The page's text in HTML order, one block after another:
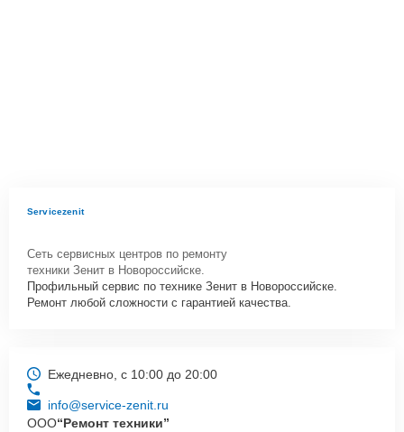
Servicezenit
Сеть сервисных центров по ремонту
техники Зенит в Новороссийске.
Профильный сервис по технике Зенит в Новороссийске.
Ремонт любой сложности с гарантией качества.
Ежедневно, с 10:00 до 20:00
info@service-zenit.ru
ООО“Ремонт техники”